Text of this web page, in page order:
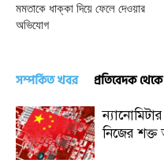
মমতাকে ধাক্কা দিয়ে ফেলে দেওয়ার
অভিযোগ
সম্পর্কিত খবর প্রতিবেদক
নিজের শক্ত